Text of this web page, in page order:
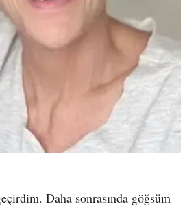
Daha sonrasında göğsüm